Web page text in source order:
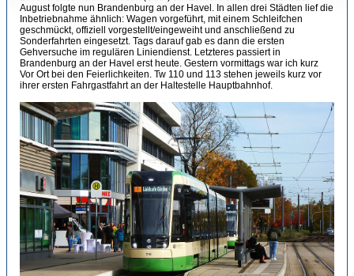
August folgte nun Brandenburg an der Havel. In allen drei Städten lief die
Inbetriebnahme ähnlich: Wagen vorgeführt, mit einem Schleifchen
geschmückt, offiziell vorgestellt/eingeweiht und anschließend zu
Sonderfahrten eingesetzt. Tags darauf gab es dann die ersten
Gehversuche im regulären Liniendienst. Letzteres passiert in
Brandenburg an der Havel erst heute. Gestern vormittags war ich kurz
Vor Ort bei den Feierlichkeiten. Tw 110 und 113 stehen jeweils kurz vor
ihrer ersten Fahrgastfahrt an der Haltestelle Hauptbahnhof.